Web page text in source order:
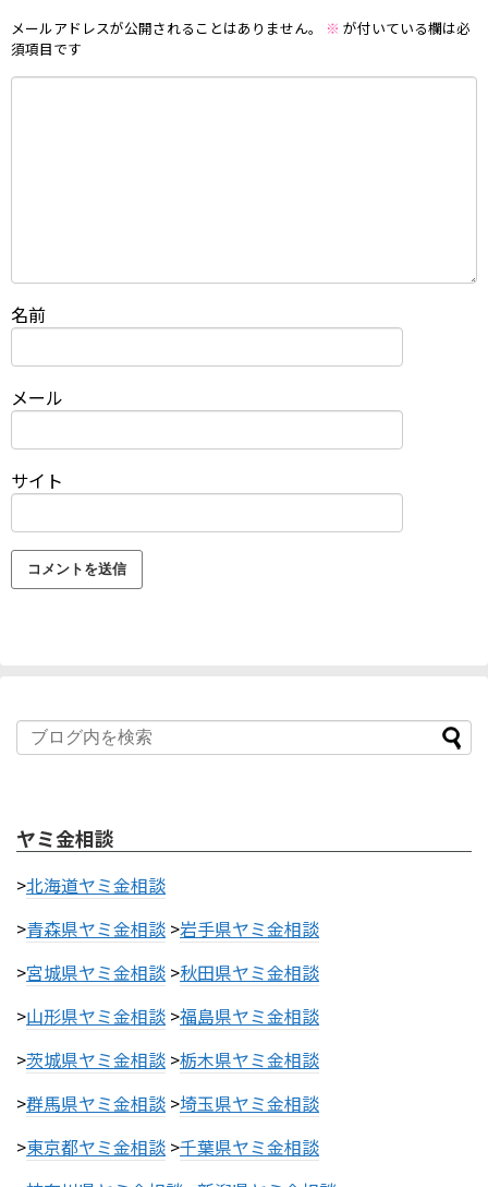
メールアドレスが公開されることはありません。 ※ が付いている欄は必
須項目です
名前
メール
サイト
ヤミ金相談
>北海道ヤミ金相談
>青森県ヤミ金相談 >岩手県ヤミ金相談
>宮城県ヤミ金相談 >秋田県ヤミ金相談
>山形県ヤミ金相談 >福島県ヤミ金相談
>茨城県ヤミ金相談 >栃木県ヤミ金相談
>群馬県ヤミ金相談 >埼玉県ヤミ金相談
>東京都ヤミ金相談 >千葉県ヤミ金相談